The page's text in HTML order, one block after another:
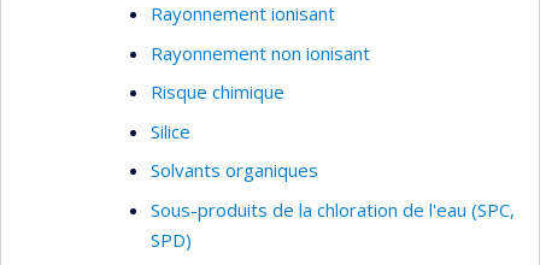
Rayonnement ionisant
Rayonnement non ionisant
Risque chimique
Silice
Solvants organiques
Sous-produits de la chloration de l'eau (SPC,
SPD)